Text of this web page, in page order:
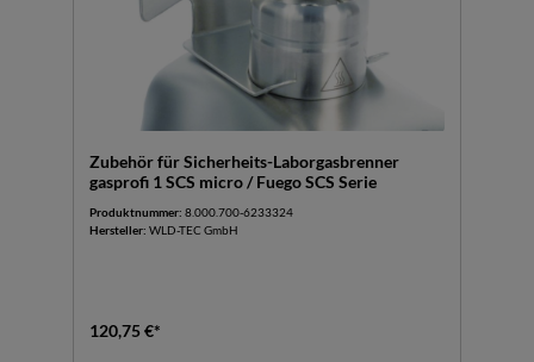
Zubehör für Sicherheits-Laborgasbrenner
gasprofi 1 SCS micro / Fuego SCS Serie
Produktnummer: 8.000.700-6233324
Hersteller: WLD-TEC GmbH
120,75 €*